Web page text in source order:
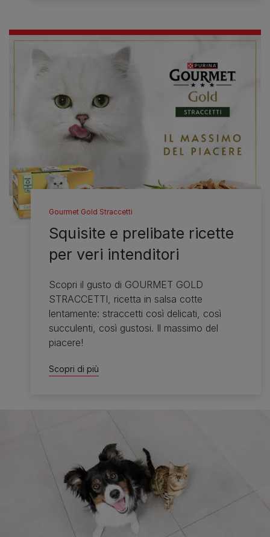
Gourmet Gold Straccetti
Squisite e prelibate ricette
per veri intenditori
Scopri il gusto di GOURMET GOLD
STRACCETTI, ricetta in salsa cotte
lentamente: straccetti così delicati, così
succulenti, così gustosi. Il massimo del
piacere!
Scopri di più